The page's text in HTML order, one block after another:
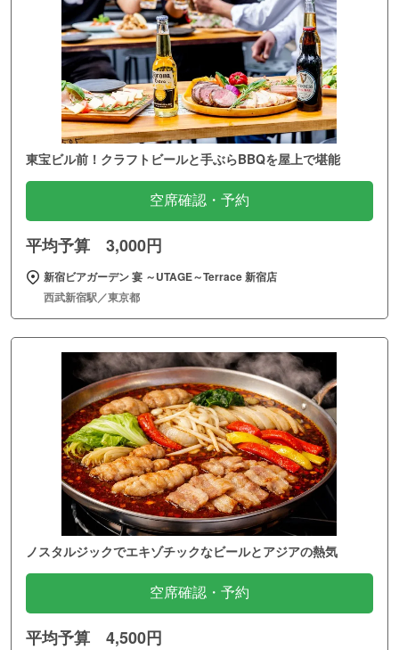
東宝ビル前！クラフトビールと手ぶらBBQを屋上で堪能
空席確認・予約
平均予算 3,000円
新宿ビアガーデン 宴 ～UTAGE～Terrace 新宿店
西武新宿駅／東京都
ノスタルジックでエキゾチックなビールとアジアの熱気
空席確認・予約
平均予算 4,500円